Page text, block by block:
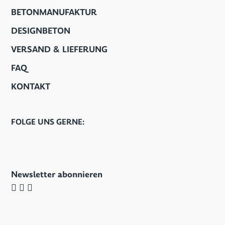
BETONMANUFAKTUR
DESIGNBETON
VERSAND & LIEFERUNG
FAQ
KONTAKT
FOLGE UNS GERNE:
Newsletter abonnieren